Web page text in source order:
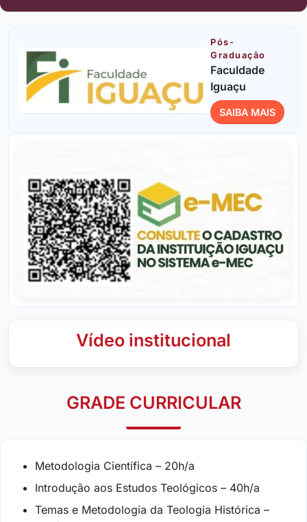
Pós-
Graduação
Faculdade
Iguaçu
SAIBA MAIS
Vídeo institucional
GRADE CURRICULAR
Metodologia Científica – 20h/a
Introdução aos Estudos Teológicos – 40h/a
Temas e Metodologia da Teologia Histórica –